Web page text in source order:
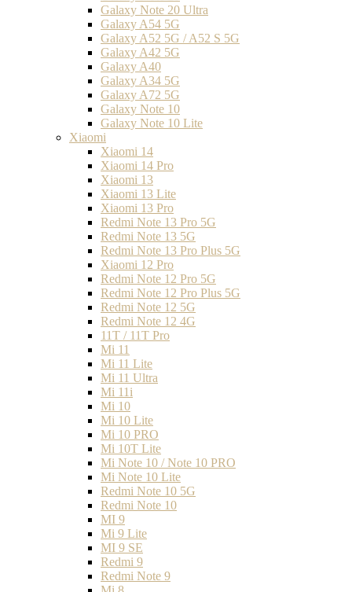
Galaxy Note 20 Ultra
Galaxy A54 5G
Galaxy A52 5G / A52 S 5G
Galaxy A42 5G
Galaxy A40
Galaxy A34 5G
Galaxy A72 5G
Galaxy Note 10
Galaxy Note 10 Lite
Xiaomi
Xiaomi 14
Xiaomi 14 Pro
Xiaomi 13
Xiaomi 13 Lite
Xiaomi 13 Pro
Redmi Note 13 Pro 5G
Redmi Note 13 5G
Redmi Note 13 Pro Plus 5G
Xiaomi 12 Pro
Redmi Note 12 Pro 5G
Redmi Note 12 Pro Plus 5G
Redmi Note 12 5G
Redmi Note 12 4G
11T / 11T Pro
Mi 11
Mi 11 Lite
Mi 11 Ultra
Mi 11i
Mi 10
Mi 10 Lite
Mi 10 PRO
Mi 10T Lite
Mi Note 10 / Note 10 PRO
Mi Note 10 Lite
Redmi Note 10 5G
Redmi Note 10
MI 9
Mi 9 Lite
MI 9 SE
Redmi 9
Redmi Note 9